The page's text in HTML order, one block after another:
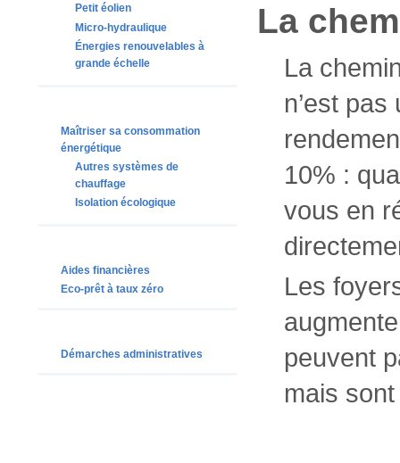
Petit éolien
Micro-hydraulique
Énergies renouvelables à
grande échelle
Maîtriser sa consommation
énergétique
Autres systèmes de
chauffage
Isolation écologique
Aides financières
Eco-prêt à taux zéro
Démarches administratives
La
La
n’est
10% :
vous en
Les
peuvent
mais